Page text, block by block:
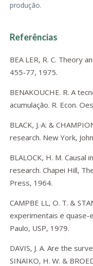
produção.
Referências
BEA LER, R. C. Theory
455-77, 1975.
BENAKOUCHE. R. A
acumulação. R. Econ.
BLACK, J.·A: &
research. New York,
BLALOCK, H. M.
research. Chapei Hill,
Press, 1964.
CAMPBE LL, O. T. &
experimentais e quase-
Paulo, USP, 1979.
DAVIS, J. A. Are the
SINAIKO, H. W. &